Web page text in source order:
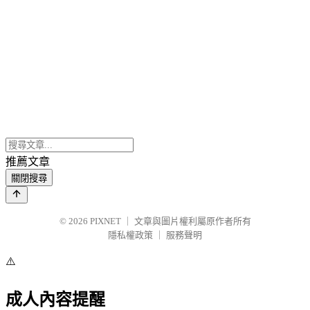
推薦文章
關閉搜尋
© 2026 PIXNET
文章與圖片權利屬原作者所有
隱私權政策
服務聲明
⚠️
成人內容提醒